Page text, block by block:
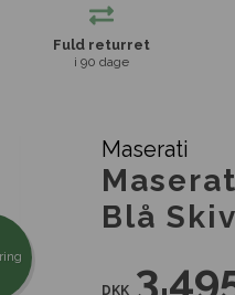
Fuld returret
i 90 dage
Maserati
Blå
DKK